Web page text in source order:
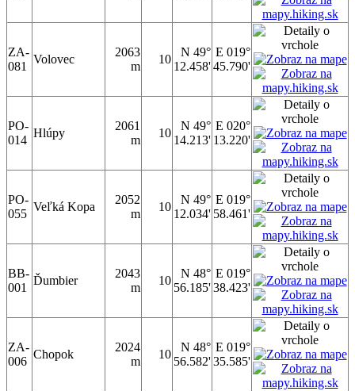
ZA-
081
Volovec
2063
m
10
N 49°
12.458'
E 019°
45.790'
PO-
014
Hlúpy
2061
m
10
N 49°
14.213'
E 020°
13.220'
PO-
055
Veľká Kopa
2052
m
10
N 49°
12.034'
E 019°
58.461'
BB-
001
Ďumbier
2043
m
10
N 48°
56.185'
E 019°
38.423'
ZA-
006
Chopok
2024
m
10
N 48°
56.582'
E 019°
35.585'